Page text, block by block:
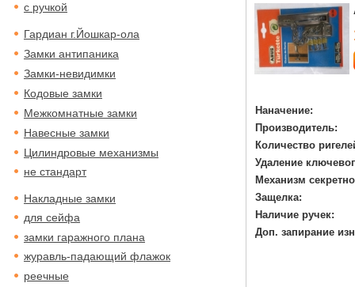
с ручкой
Гардиан г.Йошкар-ола
Замки антипаника
Замки-невидимки
Кодовые замки
Межкомнатные замки
Навесные замки
Цилиндровые механизмы
не стандарт
Накладные замки
для сейфа
замки гаражного плана
журавль-падающий флажок
реечные
Наначение:
Производитель:
Количество
Удаление
Механизм
Защелка:
Наличие ручек:
Доп. запирание